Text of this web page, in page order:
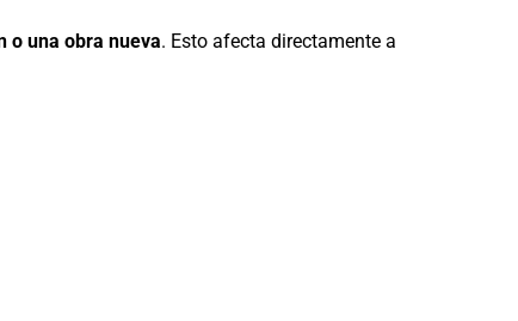
o una obra nueva. Esto afecta directamente a